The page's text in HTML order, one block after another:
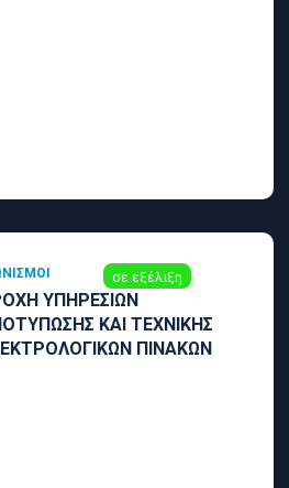
σε εξέλιξη
ΥΠΗΡΕΣΙΩΝ
ΚΑΙ ΤΕΧΝΙΚΗΣ
ΠΙΝΑΚΩΝ